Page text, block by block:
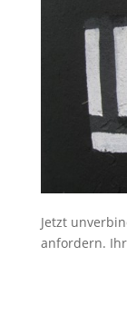
Jetzt
anfordern.